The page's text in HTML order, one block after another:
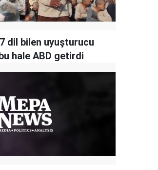
dil bilen uyuşturucu
bu hale ABD getirdi